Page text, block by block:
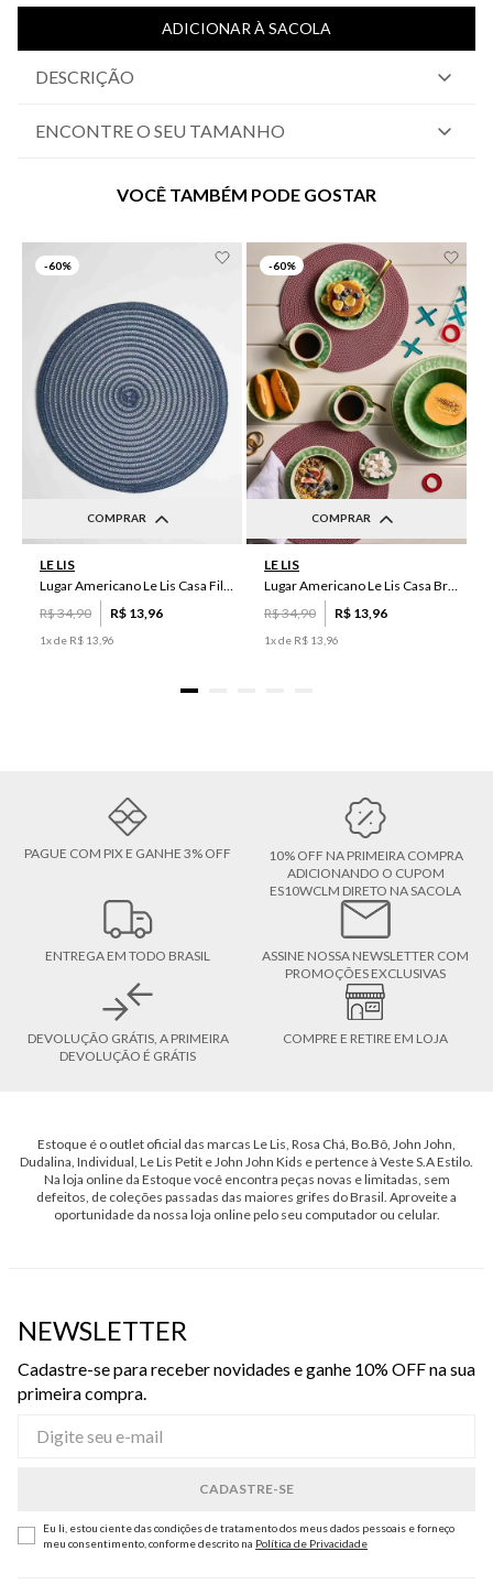
ADICIONAR À SACOLA
DESCRIÇÃO
ENCONTRE O SEU TAMANHO
VOCÊ TAMBÉM PODE GOSTAR
-60%
COMPRAR
LE LIS
Lugar Americano Le Lis Casa Filipa
R$34,90 R$ 13 96
1x de R$ 13 96
-60%
COMPRAR
LE LIS
Lugar Americano Le Lis Casa Brenda
R$34,90 R$ 13 96
1x de R$ 13 96
PAGUE COM PIX E GANHE 3% OFF
10% OFF NA PRIMEIRA COMPRA
ADICIONANDO O CUPOM
ES10WCLM DIRETO NA SACOLA
ENTREGA EM TODO BRASIL
ASSINE NOSSA NEWSLETTER COM
PROMOÇÕES EXCLUSIVAS
DEVOLUÇÃO GRÁTIS, A PRIMEIRA
DEVOLUÇÃO É GRÁTIS
COMPRE E RETIRE EM LOJA
Estoque é o outlet oficial das marcas Le Lis, Rosa Chá, Bo.Bô, John John,
Dudalina, Individual, Le Lis Petit e John John Kids e pertence à Veste S.A Estilo.
Na loja online da Estoque você encontra peças novas e limitadas, sem
defeitos, de coleções passadas das maiores grifes do Brasil. Aproveite a
oportunidade da nossa loja online pelo seu computador ou celular.
NEWSLETTER
Cadastre-se para receber novidades e ganhe 10% OFF na sua
primeira compra.
Eu li, estou ciente das condições de tratamento dos meus dados pessoais e forneço
meu consentimento, conforme descrito na Política de Privacidade